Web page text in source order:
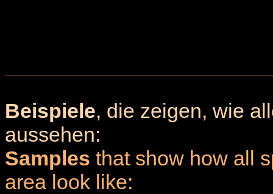
Beispiele, die zeigen, wie
aussehen:
Samples that show how all
area look like: